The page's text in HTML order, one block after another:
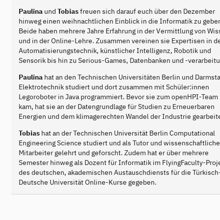
Paulina und Tobiasfreuen sich darauf euch über den Dezember
hinweg einen weihnachtlichen Einblick in die Informatik zu
Beide haben mehrere Jahre Erfahrung in der Vermittlung von
und in der Online-Lehre. Zusammen vereinen sie Expertisen in
Automatisierungstechnik, künstlicher Intelligenz, Robotik und
Sensorik bis hin zu Serious-Games, Datenbanken und -
Paulina hat an den Technischen Universitäten Berlin und
Elektrotechnik studiert und dort zusammen mit Schüler:innen
Legoroboter in Java programmiert. Bevor sie zum openHPI-Team
kam, hat sie an der Datengrundlage für Studien zu Erneuerbaren
Energien und dem klimagerechten Wandel der Industrie
Tobias hat an der Technischen Universität Berlin Computational
Engineering Science studiert und als Tutor und
Mitarbeiter gelehrt und geforscht. Zudem hat er über mehrere
Semester hinweg als Dozent für Informatik im FlyingFaculty-
des deutschen, akademischen Austauschdiensts für die
Deutsche Universität Online-Kurse gegeben.